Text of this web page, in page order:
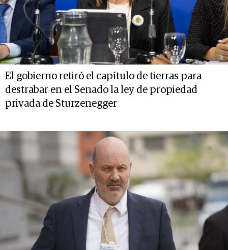
El gobierno retiró el capítulo de tierras para
destrabar en el Senado la ley de propiedad
privada de Sturzenegger